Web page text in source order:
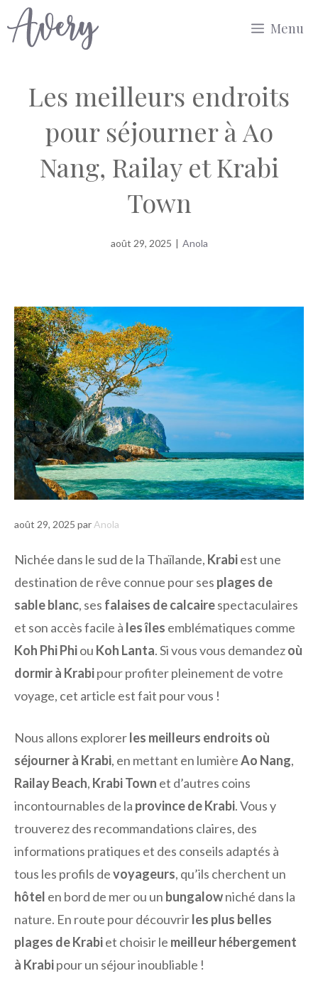
Aller
au
Menu
Les meilleurs endroits
pour séjourner à Ao
Nang, Railay et Krabi
Town
août 29, 2025 | Anola
août 29, 2025 par Anola
Nichée dans le sud de la Thaïlande, Krabiest une
destination de rêve connue pour ses plages de
sable blanc, ses falaises de calcairespectaculaires
et son accès facile à les îles emblématiques comme
Koh Phi Phiou Koh Lanta. Si vous vous demandezoù
dormir à Krabipour profiter pleinement de votre
voyage, cet article est fait pour vous !
Nous allons explorerles meilleurs endroits où
séjourner à Krabi, en mettant en lumièreAo Nang,
Railay Beach, Krabi Town et d’autres coins
incontournables de la province de Krabi. Vous y
trouverez des recommandations claires, des
informations pratiques et des conseils adaptés à
tous les profils devoyageurs, qu’ils cherchent un
hôtel en bord de mer ou un bungalowniché dans la
nature. En route pour découvrirles plus belles
plages de Krabiet choisir le meilleur hébergement
à Krabipour un séjour inoubliable !